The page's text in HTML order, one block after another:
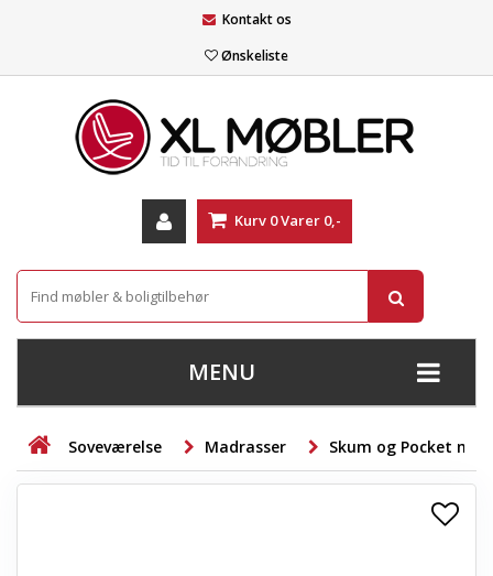
Kontakt os
Ønskeliste
Kurv 0Varer 0,-
MENU
+
STUE
+
Soveværelse Madrasser Skum og Pocket